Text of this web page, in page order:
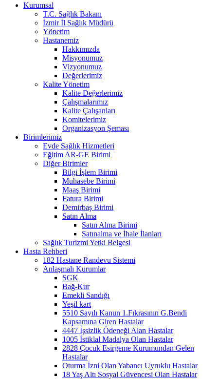
Kurumsal
T.C. Sağlık Bakanı
İzmir İl Sağlık Müdürü
Yönetim
Hastanemiz
Hakkımızda
Misyonumuz
Vizyonumuz
Değerlerimiz
Kalite Yönetim
Kalite Değerlerimiz
Çalışmalarımız
Kalite Çalışanları
Komitelerimiz
Organizasyon Şeması
Birimlerimiz
Evde Sağlık Hizmetleri
Eğitim AR-GE Birimi
Diğer Birimler
Bilgi İşlem Birimi
Muhasebe Birimi
Maaş Birimi
Fatura Birimi
Demirbaş Birimi
Satın Alma
Satın Alma Birimi
Satınalma ve İhale İlanları
Sağlık Turizmi Yetki Belgesi
Hasta Rehberi
182 Hastane Randevu Sistemi
Anlaşmalı Kurumlar
SGK
Bağ-Kur
Emekli Sandığı
Yeşil kart
5510 Sayılı Kanun 1.Fıkrasının G.Bendi
Kapsamına Giren Hastalar
4447 İşsizlik Ödeneği Alan Hastalar
1005 İstiklal Madalya Olan Hastalar
2828 Çocuk Esirgeme Kurumundan Gelen
Hastalar
Oturma İzni Olan Yabancı Uyruklu Hastalar
18 Yaş Altı Sosyal Güvencesi Olan Hastalar